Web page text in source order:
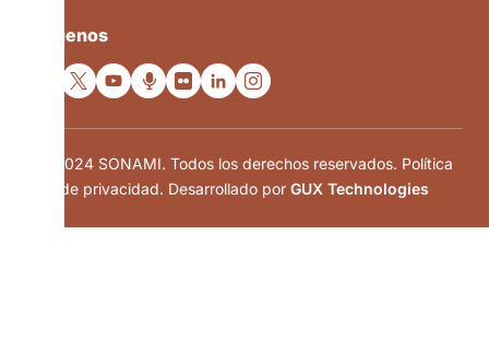
Síguenos
© 2024 SONAMI. Todos los derechos reservados. Política
de privacidad. Desarrollado por GUX Technologies